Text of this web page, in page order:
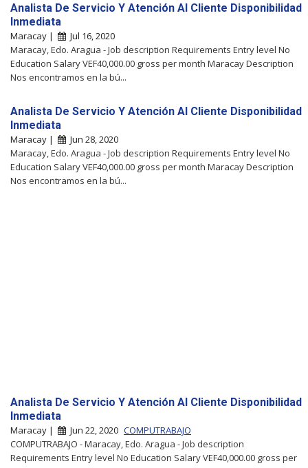
Analista De Servicio Y Atención Al Cliente Disponibilidad
Inmediata
Maracay |
Jul 16, 2020
Maracay, Edo. Aragua - Job description Requirements Entry level No
Education Salary VEF40,000.00 gross per month Maracay Description
Nos encontramos en la bú...
Analista De Servicio Y Atención Al Cliente Disponibilidad
Inmediata
Maracay |
Jun 28, 2020
Maracay, Edo. Aragua - Job description Requirements Entry level No
Education Salary VEF40,000.00 gross per month Maracay Description
Nos encontramos en la bú...
Analista De Servicio Y Atención Al Cliente Disponibilidad
Inmediata
Maracay | Jun 22, 2020 COMPUTRABAJO
COMPUTRABAJO - Maracay, Edo. Aragua - Job description
Requirements Entry level No Education Salary VEF40,000.00 gross per